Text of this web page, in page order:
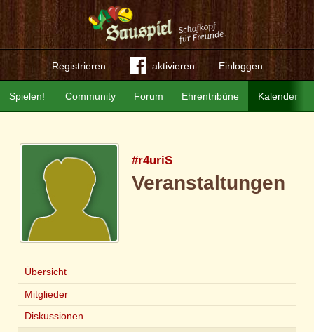
Registrieren aktivieren Einloggen
Community Forum Ehrentribüne Kalender
Spielen!
#r4uriS
Veranstaltungen
Übersicht
Mitglieder
Diskussionen